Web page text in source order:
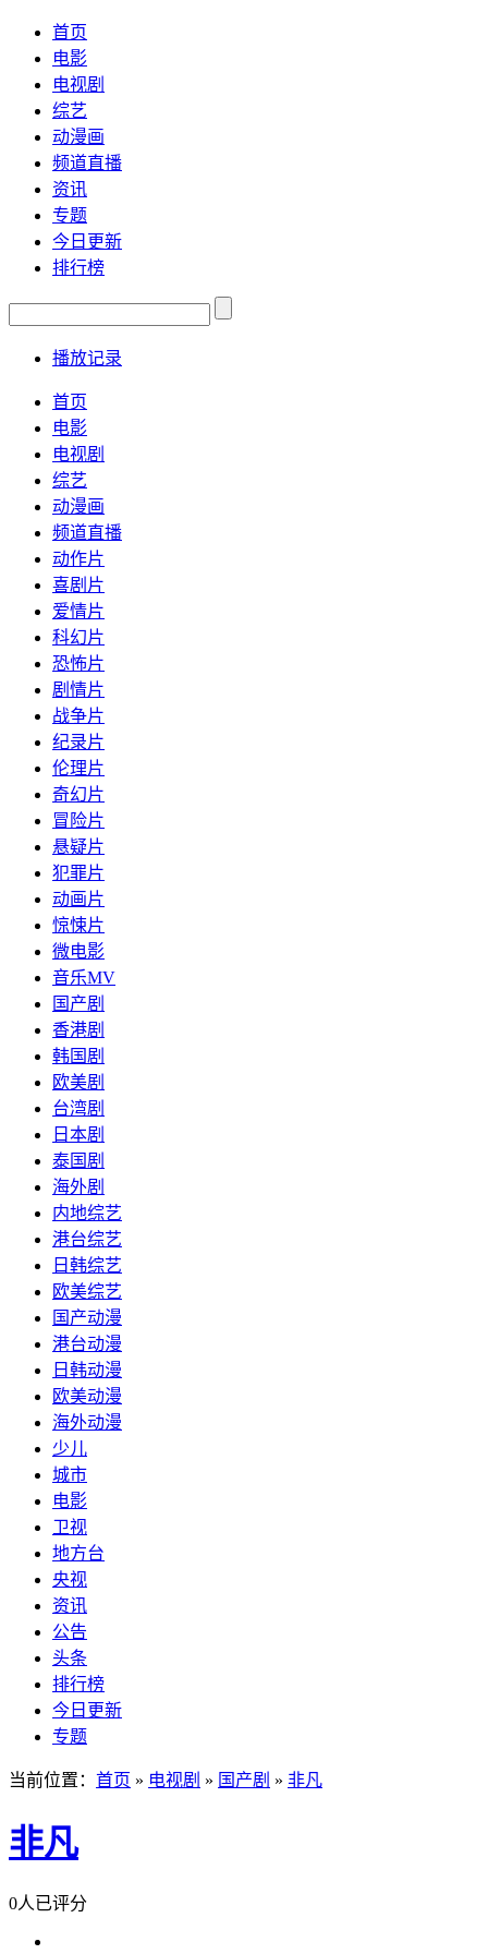
首页
电影
电视剧
综艺
动漫画
频道直播
资讯
专题
今日更新
排行榜
播放记录
首页
电影
电视剧
综艺
动漫画
频道直播
动作片
喜剧片
爱情片
科幻片
恐怖片
剧情片
战争片
纪录片
伦理片
奇幻片
冒险片
悬疑片
犯罪片
动画片
惊悚片
微电影
音乐MV
国产剧
香港剧
韩国剧
欧美剧
台湾剧
日本剧
泰国剧
海外剧
内地综艺
港台综艺
日韩综艺
欧美综艺
国产动漫
港台动漫
日韩动漫
欧美动漫
海外动漫
少儿
城市
电影
卫视
地方台
央视
资讯
公告
头条
排行榜
今日更新
专题
当前位置： 首页 » 电视剧 » 国产剧 » 非凡
非凡
0人已评分